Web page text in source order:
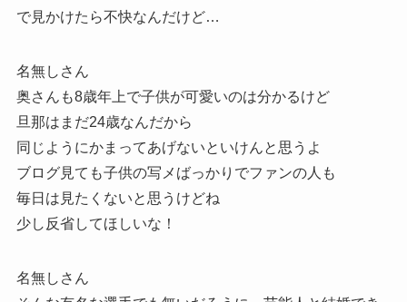
で見かけたら不快なんだけど…
名無しさん
奥さんも8歳年上で子供が可愛いのは分かるけど
旦那はまだ24歳なんだから
同じようにかまってあげないといけんと思うよ
ブログ見ても子供の写メばっかりでファンの人も
毎日は見たくないと思うけどね
少し反省してほしいな！
名無しさん